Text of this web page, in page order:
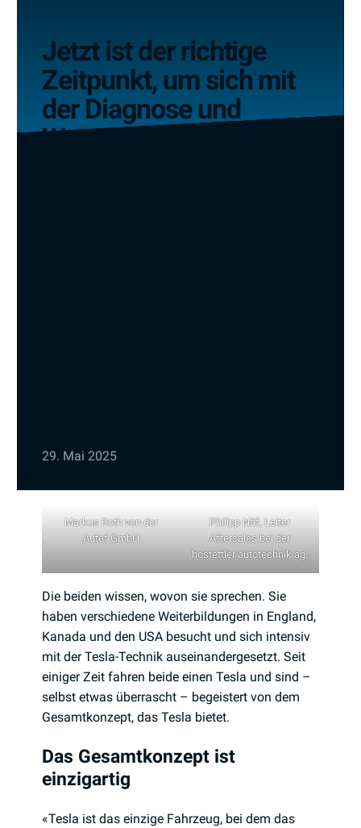
Jetzt ist der richtige
Zeitpunkt, um sich mit
der Diagnose und
Wartung von Tesla
29. Mai 2025
Markus Roth von der
Autef GmbH
Philipp Näf, Leiter
Aftersales bei der
hostettler autotechnik ag.
Die beiden wissen, wovon sie sprechen. Sie
haben verschiedene Weiterbildungen in England,
Kanada und den USA besucht und sich intensiv
mit der Tesla-Technik auseinandergesetzt. Seit
einiger Zeit fahren beide einen Tesla und sind –
selbst etwas überrascht – begeistert von dem
Gesamtkonzept, das Tesla bietet.
Das Gesamtkonzept ist
einzigartig
«Tesla ist das einzige Fahrzeug, bei dem das